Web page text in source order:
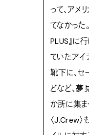
って、アメ
てなかった
PLUS』に
ていたアイ
靴下に、セ
どなど、夢
か所に集ま
〈J.Crew〉